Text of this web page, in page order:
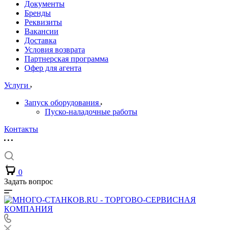
Документы
Бренды
Реквизиты
Вакансии
Доставка
Условия возврата
Партнерская программа
Офер для агента
Услуги
Запуск оборудования
Пуско-наладочные работы
Контакты
0
Задать вопрос